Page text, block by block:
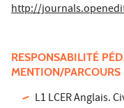
http://
RESPONSABILITÉ
MENTION/PARCOURS
L1 LCER Anglais.